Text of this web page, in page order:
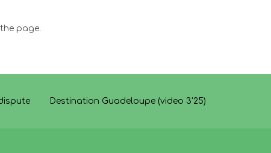
page.
Destination Guadeloupe (video 3'25)